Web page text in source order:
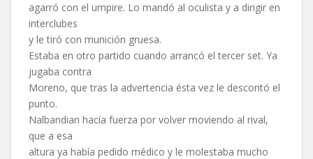
agarró con el umpire. Lo mandó al oculista y a dirigir en
interclubes
y le tiró con munición gruesa.
Estaba en otro partido cuando arrancó el tercer set. Ya
jugaba contra
Moreno, que tras la advertencia ésta vez le descontó el
punto.
Nalbandian hacía fuerza por volver moviendo al rival,
que a esa
altura ya había pedido médico y le molestaba mucho